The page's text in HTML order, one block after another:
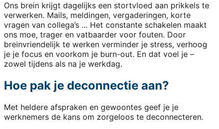
Ons brein krijgt dagelijks een stortvloed aan prikkels te
verwerken. Mails, meldingen, vergaderingen, korte
vragen van collega’s ... Het constante schakelen maakt
ons moe, trager en vatbaarder voor fouten. Door
breinvriendelijk te werken verminder je stress, verhoog
je je focus en voorkom je burn-out. En dat voel je –
zowel tijdens als na je werkdag.
Hoe pak je deconnectie aan?
Met heldere afspraken en gewoontes geef je je
werknemers de kans om zorgeloos te deconnecteren.